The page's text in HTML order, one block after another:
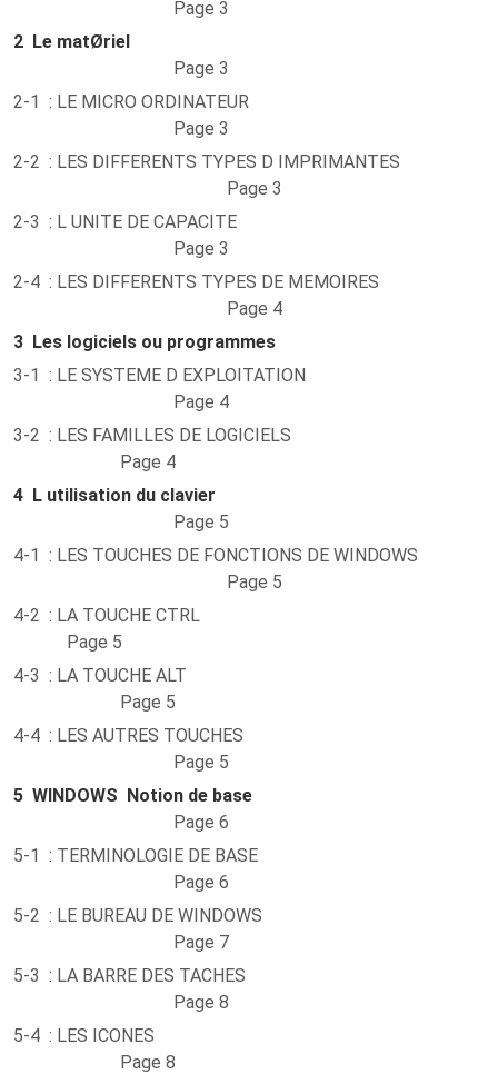
Page 3
2 Le matØriel
Page 3
2-1 : LE MICRO ORDINATEUR
Page 3
2-2 : LES DIFFERENTS TYPES D IMPRIMANTES
Page 3
2-3 : L UNITE DE CAPACITE
Page 3
2-4 : LES DIFFERENTS TYPES DE MEMOIRES
Page 4
3 Les logiciels ou programmes
3-1 : LE SYSTEME D EXPLOITATION
Page 4
3-2 : LES FAMILLES DE LOGICIELS
Page 4
4 L utilisation du clavier
Page 5
4-1 : LES TOUCHES DE FONCTIONS DE WINDOWS
Page 5
4-2 : LA TOUCHE CTRL
Page 5
4-3 : LA TOUCHE ALT
Page 5
4-4 : LES AUTRES TOUCHES
Page 5
5 WINDOWS Notion de base
Page 6
5-1 : TERMINOLOGIE DE BASE
Page 6
5-2 : LE BUREAU DE WINDOWS
Page 7
5-3 : LA BARRE DES TACHES
Page 8
5-4 : LES ICONES
Page 8